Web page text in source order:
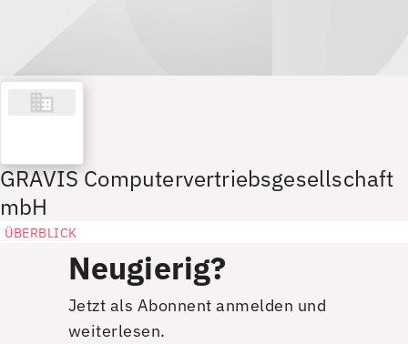
GRAVIS Computervertriebsgesellschaft
mbH
ÜBERBLICK
Neugierig?
Jetzt als Abonnent anmelden und
weiterlesen.